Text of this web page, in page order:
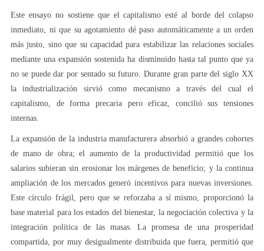
Este ensayo no sostiene que el capitalismo esté al borde del colapso
inmediato, ni que su agotamiento dé paso automáticamente a un orden
más justo, sino que su capacidad para estabilizar las relaciones sociales
mediante una expansión sostenida ha disminuido hasta tal punto que ya
no se puede dar por sentado su futuro. Durante gran parte del siglo XX
la industrialización sirvió como mecanismo a través del cual el
capitalismo, de forma precaria pero eficaz, concilió sus tensiones
internas.
La expansión de la industria manufacturera absorbió a grandes cohortes
de mano de obra; el aumento de la productividad permitió que los
salarios subieran sin erosionar los márgenes de beneficio; y la continua
ampliación de los mercados generó incentivos para nuevas inversiones.
Este círculo frágil, pero que se reforzaba a sí mismo, proporcionó la
base material para los estados del bienestar, la negociación colectiva y la
integración política de las masas. La promesa de una prosperidad
compartida, por muy desigualmente distribuida que fuera, permitió que